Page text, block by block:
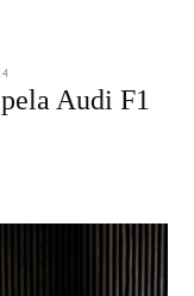
ABRIL
2024
Audi F1